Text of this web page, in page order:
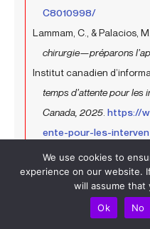
C8010998/
Lammam, C., & Palacios,
chirurgie—préparons
Institut canadien
temps d’attente pour les
Canada, 2025 https://
ente-pour-les-
-2025
Médipôle, Hôpital Privé.
https://
fs-chirurgie-
We use cookies to
experience on our website.
will assume that
Ok
No